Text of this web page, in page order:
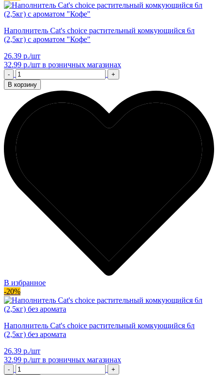
Наполнитель Cat's choice растительный комкующийся 6л
(2,5кг) с ароматом "Кофе"
26.39 р./шт
32.99 р./шт в розничных магазинах
-
+
В корзину
В избранное
-20%
Наполнитель Cat's choice растительный комкующийся 6л
(2,5кг) без аромата
26.39 р./шт
32.99 р./шт в розничных магазинах
-
+